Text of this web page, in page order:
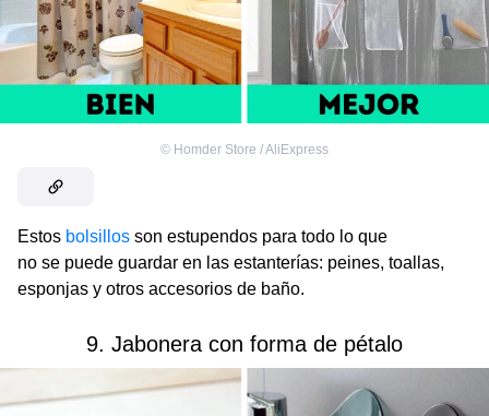
© Homder Store / AliExpress
Estos bolsillos son estupendos para todo lo que
no se puede guardar en las estanterías: peines, toallas,
esponjas y otros accesorios de baño.
9. Jabonera con forma de pétalo